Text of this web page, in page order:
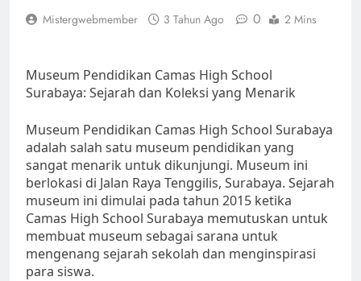
Mistergwebmember 3 Tahun Ago 0 2 Mins
Museum Pendidikan Camas High School
Surabaya: Sejarah dan Koleksi yang Menarik
Museum Pendidikan Camas High School Surabaya
adalah salah satu museum pendidikan yang
sangat menarik untuk dikunjungi. Museum ini
berlokasi di Jalan Raya Tenggilis, Surabaya. Sejarah
museum ini dimulai pada tahun 2015 ketika
Camas High School Surabaya memutuskan untuk
membuat museum sebagai sarana untuk
mengenang sejarah sekolah dan menginspirasi
para siswa.